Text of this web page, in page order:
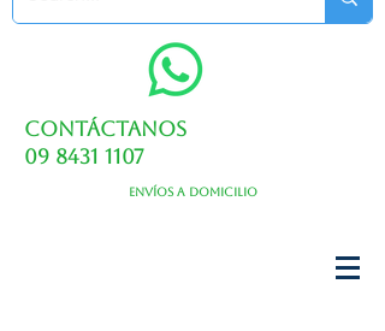
Contáctanos
09 8431 1107
Envíos a domicilio